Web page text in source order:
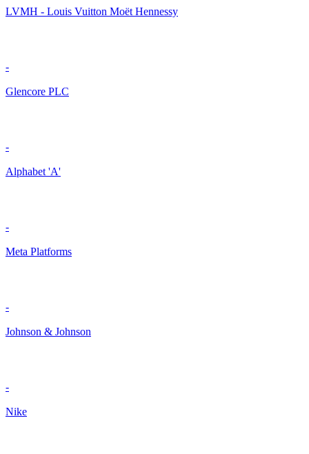
LVMH - Louis Vuitton Moët Hennessy
-
Glencore PLC
-
Alphabet 'A'
-
Meta Platforms
-
Johnson & Johnson
-
Nike